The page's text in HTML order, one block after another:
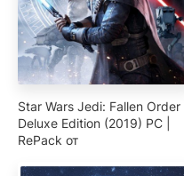
Star Wars Jedi: Fallen Order
Deluxe Edition (2019) PC |
RePack от